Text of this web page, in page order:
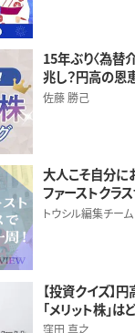
15年ぶり〈為替
兆し？円高の
佐藤 勝己
大人こそ自分に
ファーストクラ
トウシル編集チーム
【投資クイズ】
「メリット株」は
窪田 真之